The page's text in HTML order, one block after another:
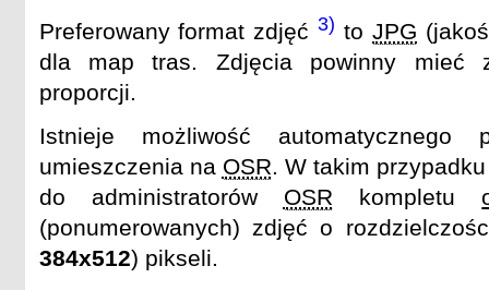
Preferowany format zdjęć3) toJPG
dla map tras. Zdjęcia powinny mieć
proporcji.
Istnieje możliwość automatycznego
umieszczenia na OSR. W takim
do administratorów OSR kompletu
(ponumerowanych) zdjęć o
384x512) pikseli.